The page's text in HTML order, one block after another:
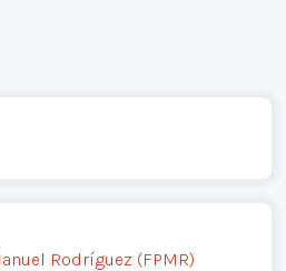
Rodríguez (FPMR)